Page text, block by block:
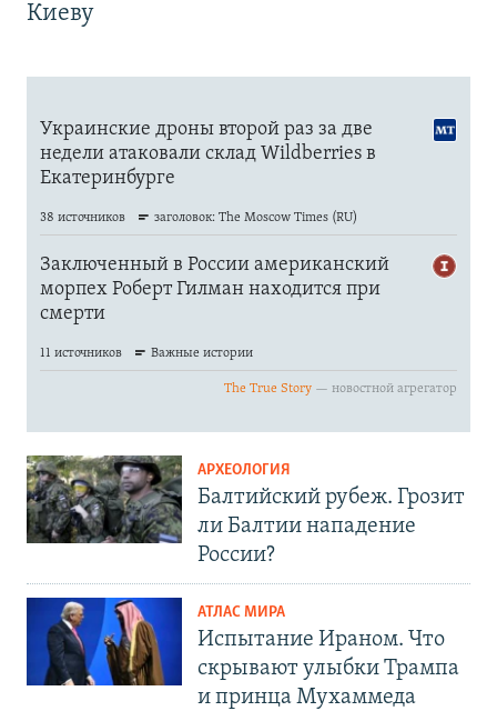
Киеву
АРХЕОЛОГИЯ
Балтийский рубеж. Грозит
ли Балтии нападение
России?
АТЛАС МИРА
Испытание Ираном. Что
скрывают улыбки Трампа
и принца Мухаммеда